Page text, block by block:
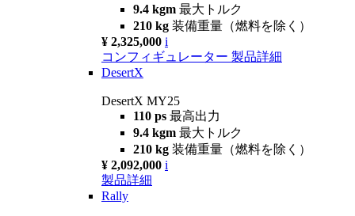
9.4 kgm 最大トルク
210 kg 装備重量（燃料を除く）
¥ 2,325,000 i
コンフィギュレーター 製品詳細
DesertX
DesertX MY25
110 ps 最高出力
9.4 kgm 最大トルク
210 kg 装備重量（燃料を除く）
¥ 2,092,000 i
製品詳細
Rally